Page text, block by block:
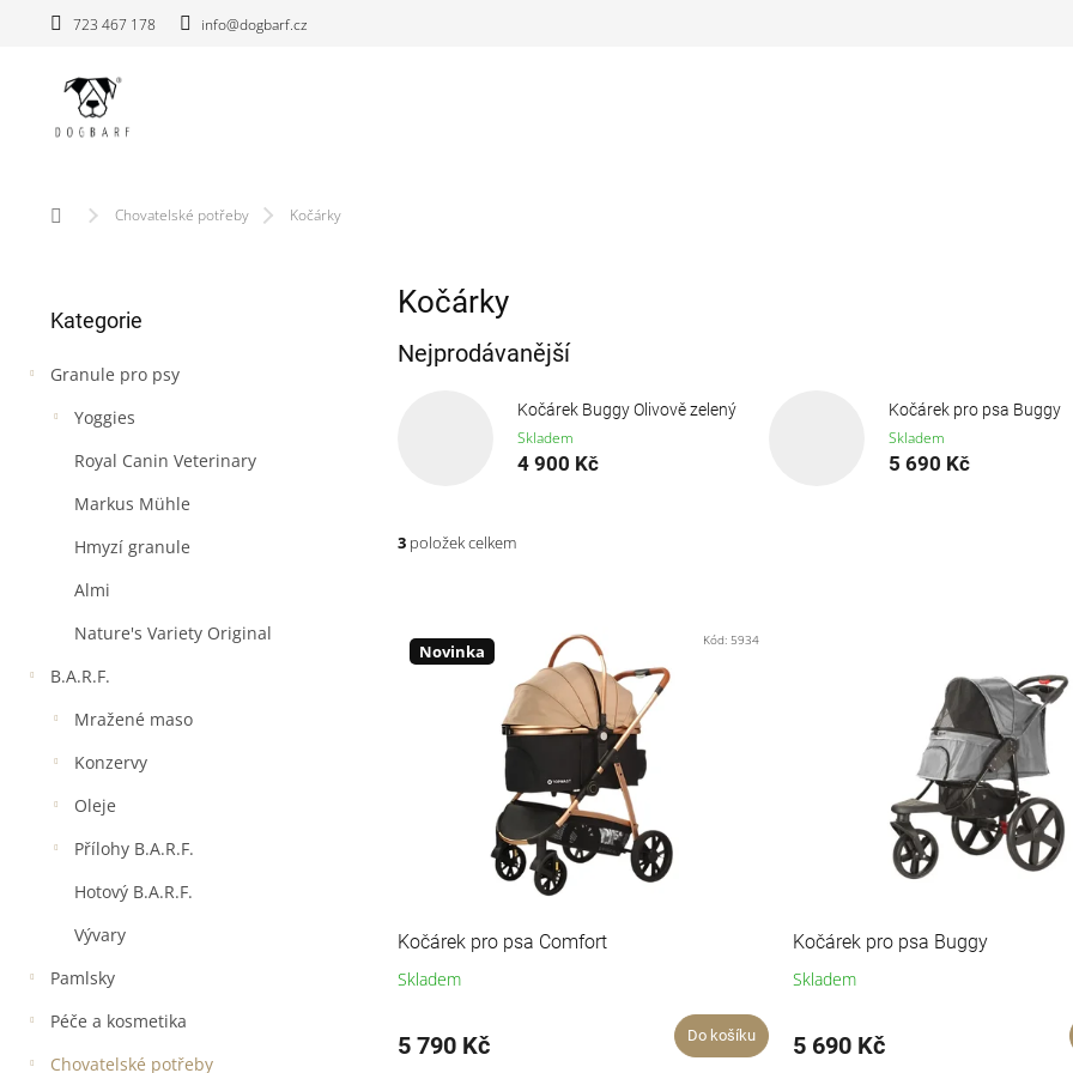
723 467 178 info@dogbarf.cz
Domů Chovatelské potřeby Kočárky
s
r
a
kategorie
Kategorie
Granule pro psy
Yoggies
Royal Canin Veterinary
Markus Mühle
Hmyzí granule
Almi
Nature's Variety Original
B.A.R.F.
Mražené maso
Konzervy
Oleje
Přílohy B.A.R.F.
Hotový B.A.R.F.
Vývary
Pamlsky
Péče a kosmetika
Chovatelské potřeby
Kočárky
Nejprodávanější
Kočárek Buggy Olivově zelený
Skladem
4 900 Kč
Kočárek pro psa Buggy
Skladem
5 690 Kč
3 položek celkem
Novinka
Kočárek pro psa Comfort
Skladem
5 790 Kč Do košíku
Kód: 5934
Kočárek pro psa Buggy
Skladem
5 690 Kč